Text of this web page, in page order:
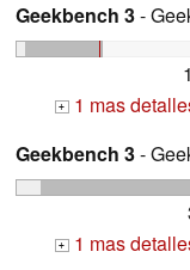
Geekbench 3-
+ 1 mas
Geekbench 3-
+ 1 mas